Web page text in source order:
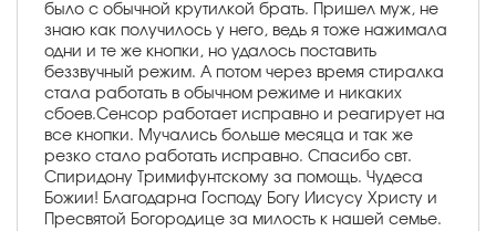
было с обычной крутилкой брать. Пришел муж, не
знаю как получилось у него, ведь я тоже нажимала
одни и те же кнопки, но удалось поставить
беззвучный режим. А потом через время стиралка
стала работать в обычном режиме и никаких
сбоев.Сенсор работает исправно и реагирует на
все кнопки. Мучались больше месяца и так же
резко стало работать исправно. Спасибо свт.
Спиридону Тримифунтскому за помощь. Чудеса
Божии! Благодарна Господу Богу Иисусу Христу и
Пресвятой Богородице за милость к нашей семье.